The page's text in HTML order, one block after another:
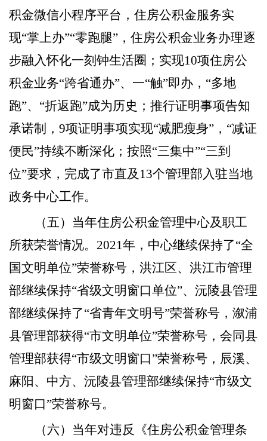
积金微信小程序平台，住房公积金服务实
现“掌上办”“零跑腿”，住房公积金业务办理逐
步融入怀化一刻钟生活圈；实现10项住房公
积金业务“跨省通办”、一“触”即办，“多地
跑”、“折返跑”成为历史；推行证明事项告知
承诺制，9项证明事项实现“减肥瘦身”，“减证
便民”持续不断深化；按照“三集中”“三到
位”要求，完成了市直及13个管理部入驻当地
政务中心工作。
（五）当年住房公积金管理中心及职工
所获荣誉情况。 2021年，中心继续保持了“全
国文明单位”荣誉称号，洪江区、洪江市管理
部继续保持“省级文明窗口单位”、沅陵县管理
部继续保持了“省青年文明号”荣誉称号，溆浦
县管理部获得“市文明单位”荣誉称号，会同县
管理部获得“市级文明窗口”荣誉称号，辰溪、
麻阳、中方、沅陵县管理部继续保持“市级文
明窗口”荣誉称号。
（六）当年对违反《住房公积金管理条